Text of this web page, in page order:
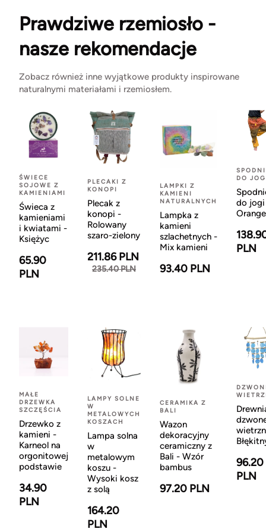
Prawdziwe rzemiosło -
nasze rekomendacje
Zobacz również inne wyjątkowe produkty inspirowane
naturalnymi materiałami i rzemiosłem.
ŚWIECE
SOJOWE Z
KAMIENIAMI
Świeca z
kamieniami
i kwiatami -
Księżyc
65.90
PLN
PLECAKI Z
KONOPI
Plecak z
konopi -
Rolowany
szaro-zielony
211.86 PLN
235.40 PLN
LAMPKI Z
KAMIENI
NATURALNYCH
Lampka z
kamieni
szlachetnych -
Mix kamieni
93.40 PLN
DO
do
Orange
PLN
MAŁE
DRZEWKA
SZCZĘŚCIA
Drzewko z
kamieni -
Karneol na
orgonitowej
podstawie
34.90
PLN
LAMPY SOLNE
W
METALOWYCH
KOSZACH
Lampa solna
w
metalowym
koszu -
Wysoki kosz
z solą
164.20
PLN
CERAMIKA Z
BALI
Wazon
dekoracyjny
ceramiczny z
Bali - Wzór
bambus
97.20 PLN
96.20
PLN